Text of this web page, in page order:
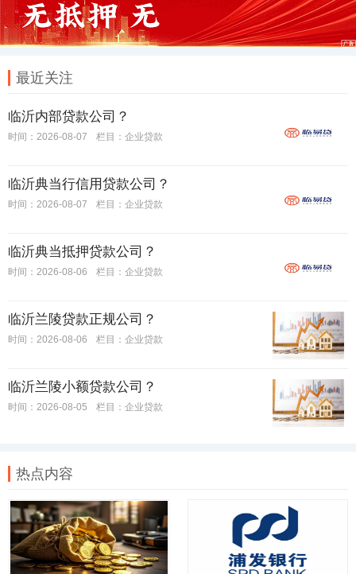
最近关注
临沂内部贷款公司？
时间：2026-08-07 栏目： 企业贷款
临沂典当行信用贷款公司？
时间：2026-08-07 栏目： 企业贷款
临沂典当抵押贷款公司？
时间：2026-08-06 栏目： 企业贷款
临沂兰陵贷款正规公司？
时间：2026-08-06 栏目： 企业贷款
临沂兰陵小额贷款公司？
时间：2026-08-05 栏目： 企业贷款
热点内容